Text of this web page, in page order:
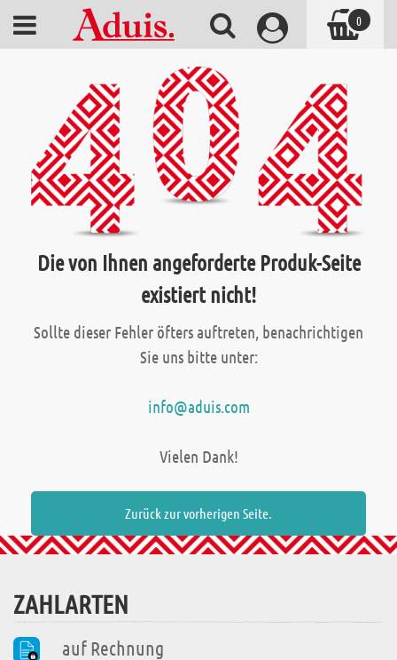
Die von Ihnen angeforderte Produk-Seite
existiert nicht!
Sollte dieser Fehler öfters auftreten, benachrichtigen
Sie uns bitte unter:
info@aduis.com
Vielen Dank!
Zurück zur vorherigen Seite.
ZAHLARTEN
auf Rechnung
0